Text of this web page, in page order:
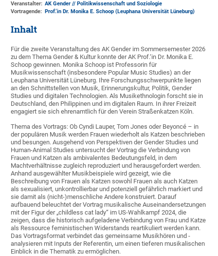
Veranstalter: AK Gender // Politikwissenschaft und Soziologie
Vortragende:
Prof.‘in Dr. Monika E. Schoop (Leuphana Universität Lüneburg)
Inhalt
Für die zweite Veranstaltung des AK Gender im Sommersemester 2026
zu dem Thema Gender & Kultur konnte der AK Prof.‘in Dr. Monika E.
Schoop gewinnen. Monika Schoop ist Professorin für
Musikwissenschaft (insbesondere Popular Music Studies) an der
Leuphana Universität Lüneburg. Ihre Forschungsschwerpunkte liegen
an den Schnittstellen von Musik, Erinnerungskultur, Politik, Gender
Studies und digitalen Technologien. Als Musikethnologin forscht sie in
Deutschland, den Philippinen und im digitalen Raum. In ihrer Freizeit
engagiert sie sich ehrenamtlich für den Verein Straßenkatzen Köln.
Thema des Vortrags: Ob Cyndi Lauper, Tom Jones oder Beyoncé – in
der populären Musik werden Frauen wiederholt als Katzen beschrieben
und besungen. Ausgehend von Perspektiven der Gender Studies und
Human-Animal Studies untersucht der Vortrag die Verbindung von
Frauen und Katzen als ambivalentes Bedeutungsfeld, in dem
Machtverhältnisse zugleich reproduziert und herausgefordert werden.
Anhand ausgewählter Musikbeispiele wird gezeigt, wie die
Beschreibung von Frauen als Katzen sowohl Frauen als auch Katzen
als sexualisiert, unkontrollierbar und potenziell gefährlich markiert und
sie damit als (nicht-)menschliche Andere konstruiert. Darauf
aufbauend beleuchtet der Vortrag musikalische Auseinandersetzungen
mit der Figur der „childless cat lady“ im US-Wahlkampf 2024, die
zeigen, dass die historisch aufgeladene Verbindung von Frau und Katze
als Ressource feministischen Widerstands reartikuliert werden kann.
Das Vortragsformat verbindet das gemeinsame Musikhören und -
analysieren mit Inputs der Referentin, um einen tieferen musikalischen
Einblick in die Thematik zu ermöglichen.